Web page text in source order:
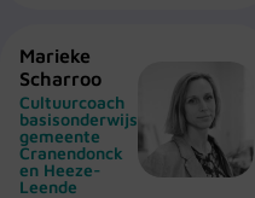
Marieke
Scharroo
Cultuurcoach
basisonderwijs
gemeente
Cranendonck
en Heeze-
Leende